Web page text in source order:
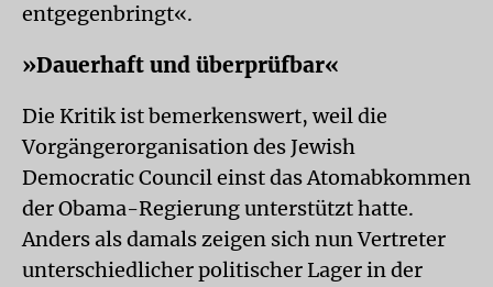
entgegenbringt«.
»Dauerhaft und überprüfbar«
Die Kritik ist bemerkenswert, weil die
Vorgängerorganisation des Jewish
Democratic Council einst das Atomabkommen
der Obama-Regierung unterstützt hatte.
Anders als damals zeigen sich nun Vertreter
unterschiedlicher politischer Lager in der